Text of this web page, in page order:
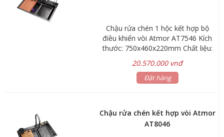
Chậu rửa chén 1 hộc kết hợp bộ
điều khiển vòi Atmor AT7546 Kích
thước: 750x460x220mm Chất liệu:
khiển nhiệt độ Vòi dây rút nóng lạnh
3 chế độ tia nước Áp lực nước:
xuất: ATMOR
20.570.000 vnđ
Đặt hàng
Chậu rửa chén kết hợp vòi Atmor
AT8046